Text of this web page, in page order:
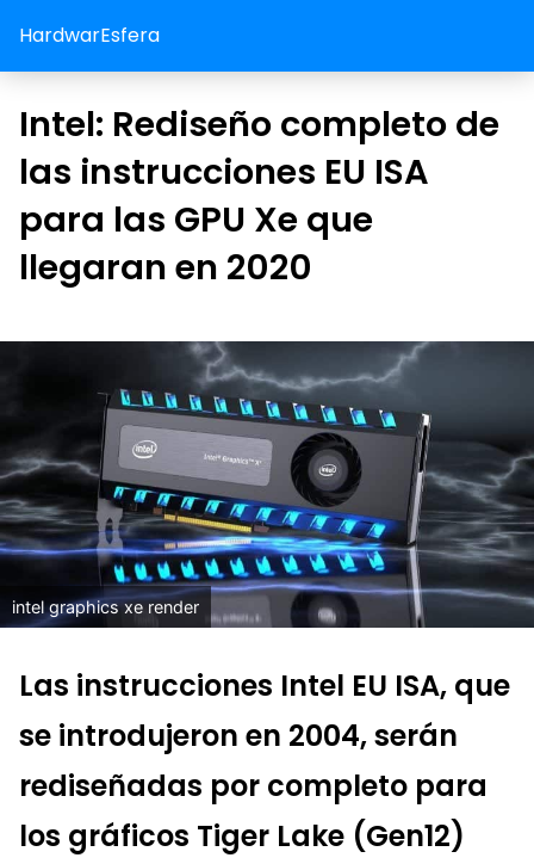
HardwarEsfera
Intel: Rediseño completo de
las instrucciones EU ISA
para las GPU Xe que
llegaran en 2020
intel graphics xe render
Las instrucciones Intel EU ISA, que
se introdujeron en 2004, serán
rediseñadas por completo para
los gráficos Tiger Lake (Gen12)